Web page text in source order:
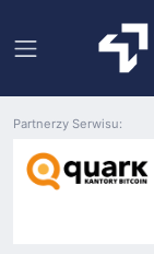
Partnerzy Serwisu: